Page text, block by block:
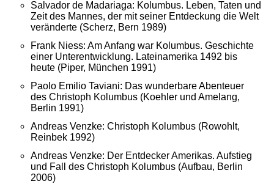
Salvador de Madariaga: Kolumbus. Leben, Taten und
Zeit des Mannes, der mit seiner Entdeckung die Welt
veränderte (Scherz, Bern 1989)
Frank Niess: Am Anfang war Kolumbus. Geschichte
einer Unterentwicklung. Lateinamerika 1492 bis
heute (Piper, München 1991)
Paolo Emilio Taviani: Das wunderbare Abenteuer
des Christoph Kolumbus (Koehler und Amelang,
Berlin 1991)
Andreas Venzke: Christoph Kolumbus (Rowohlt,
Reinbek 1992)
Andreas Venzke: Der Entdecker Amerikas. Aufstieg
und Fall des Christoph Kolumbus (Aufbau, Berlin
2006)